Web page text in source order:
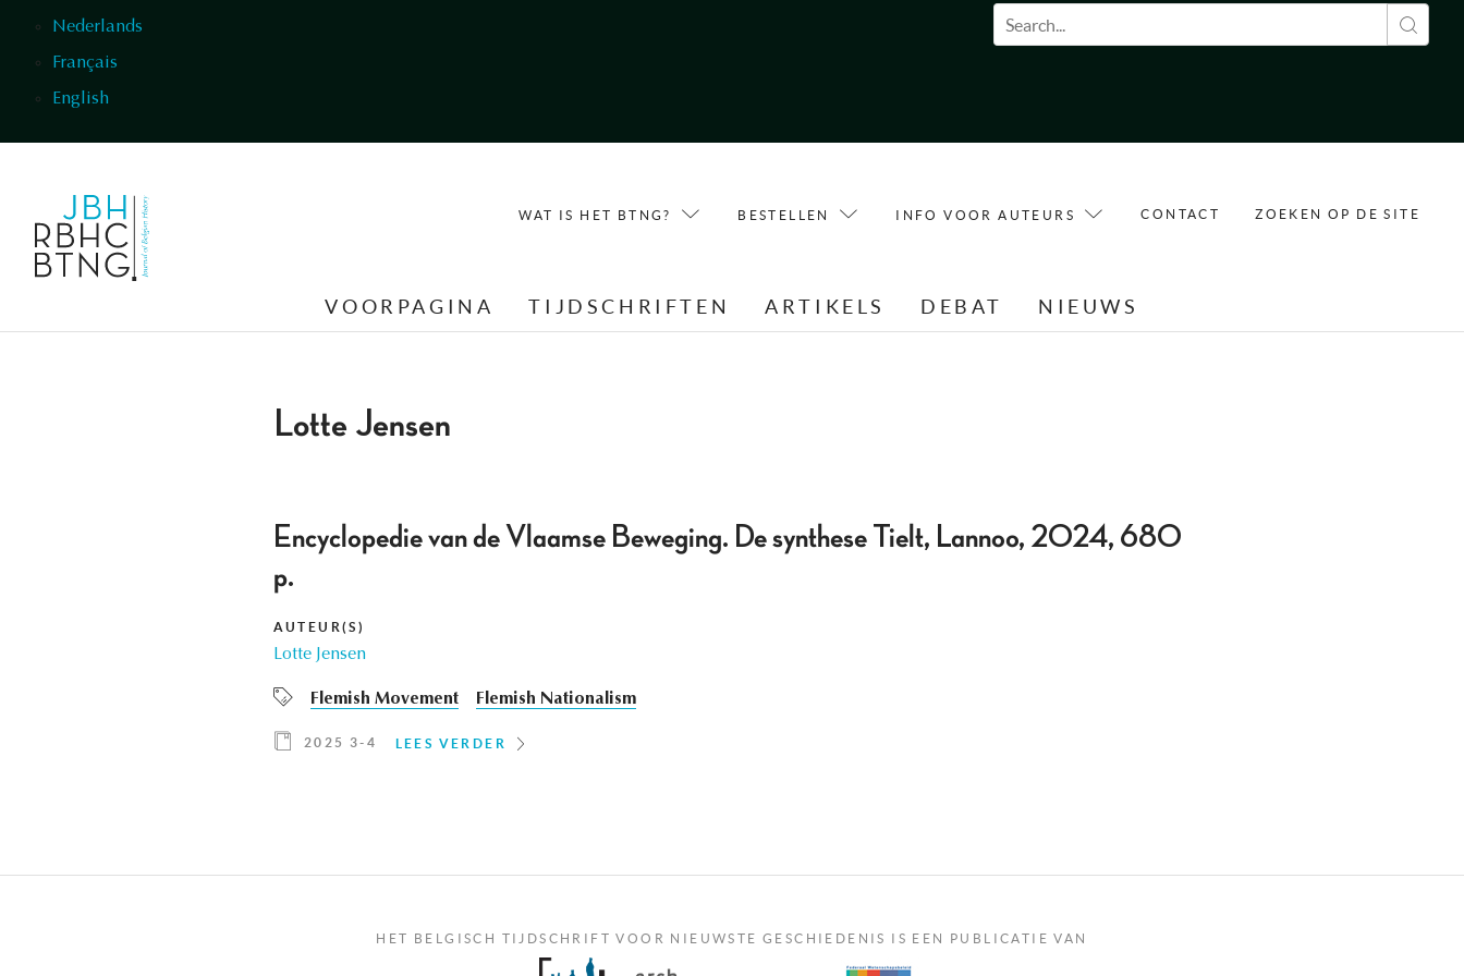
Nederlands
Français
English
Zoekveld
WAT IS HET BTNG? BESTELLEN INFO VOOR AUTEURS CONTACT ZOEKEN OP DE SITE
VOORPAGINA TIJDSCHRIFTEN ARTIKELS DEBAT NIEUWS
Lotte Jensen
Encyclopedie van de Vlaamse Beweging. De synthese Tielt, Lannoo, 2024, 680
p.
AUTEUR(S)
Lotte Jensen
Flemish Movement Flemish Nationalism
2025 3-4 LEES VERDER
HET BELGISCH TIJDSCHRIFT VOOR NIEUWSTE GESCHIEDENIS IS EEN PUBLICATIE VAN